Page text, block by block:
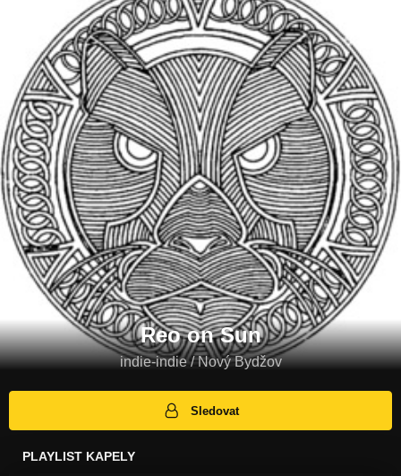
Reo on Sun
indie-indie / Nový Bydžov
Sledovat
PLAYLIST KAPELY